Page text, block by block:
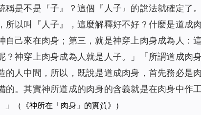
稱是不是『子』？這個『人子』的說法就確定了
所以叫『人子』，這麼解釋好不好？什麼是道成
自己來在肉身；第三，就是神穿上肉身成為人：
？神穿上肉身成為人就是人子。」「 所謂道成肉
的人中間，所以，既說是道成肉身，首先務必是
的。其實神所道成的肉身的含義就是在肉身中作
」 （《神所在「肉身」的實質》）